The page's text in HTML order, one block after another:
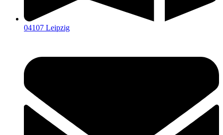
04107 Leipzig